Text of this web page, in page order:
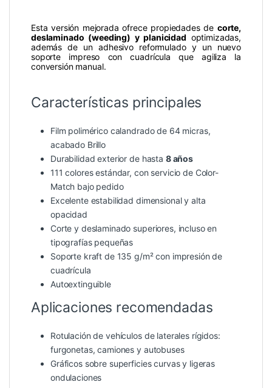
Esta versión mejorada ofrece propiedades de corte,
deslaminado (weeding) y planicidad optimizadas,
además de un adhesivo reformulado y un nuevo
soporte impreso con cuadrícula que agiliza la
conversión manual.
Características principales
Film polimérico calandrado de 64 micras,
acabado Brillo
Durabilidad exterior de hasta 8 años
111 colores estándar, con servicio de Color-
Match bajo pedido
Excelente estabilidad dimensional y alta
opacidad
Corte y deslaminado superiores, incluso en
tipografías pequeñas
Soporte kraft de 135 g/m² con impresión de
cuadrícula
Autoextinguible
Aplicaciones recomendadas
Rotulación de vehículos de laterales rígidos:
furgonetas, camiones y autobuses
Gráficos sobre superficies curvas y ligeras
ondulaciones